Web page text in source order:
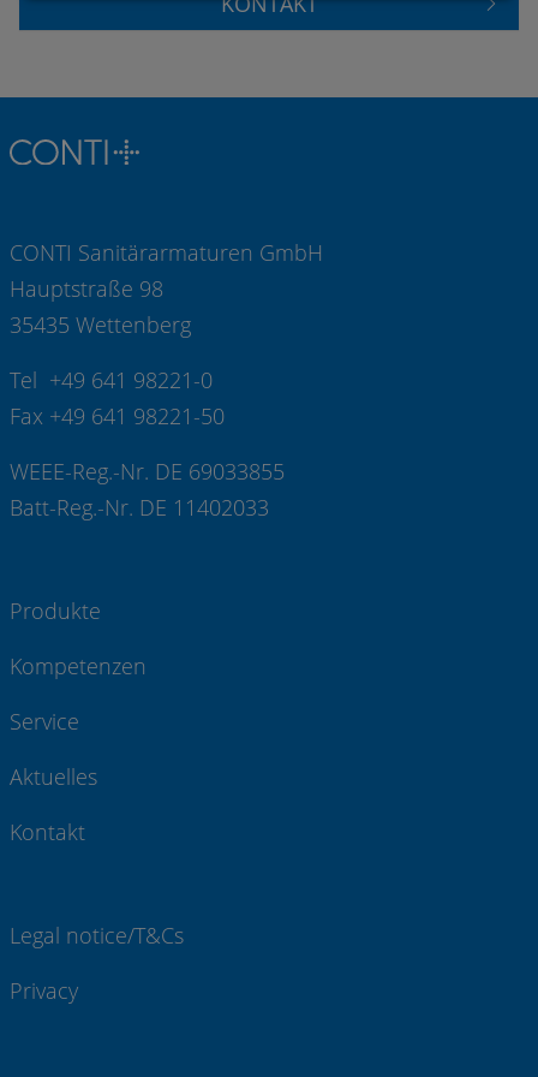
CONTI Sanitärarmaturen GmbH
Hauptstraße 98
35435 Wettenberg
Tel +49 641 98221-0
Fax +49 641 98221-50
WEEE-Reg.-Nr. DE 69033855
Batt-Reg.-Nr. DE 11402033
Produkte
Kompetenzen
Service
Aktuelles
Kontakt
Legal notice/T&Cs
Privacy